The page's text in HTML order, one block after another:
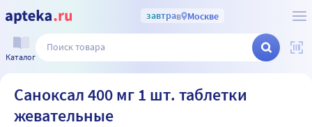
завтрав Москве
Каталог
Саноксал 400 мг 1 шт. таблетки
жевательные